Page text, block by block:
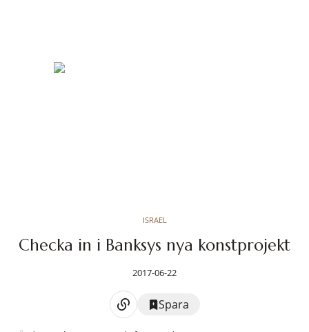
ISRAEL
Checka in i Banksys nya konstprojekt
2017-06-22
Spara